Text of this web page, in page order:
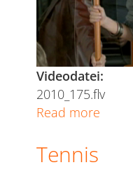
Videodatei:
2010_175.flv
Read more
Tennis